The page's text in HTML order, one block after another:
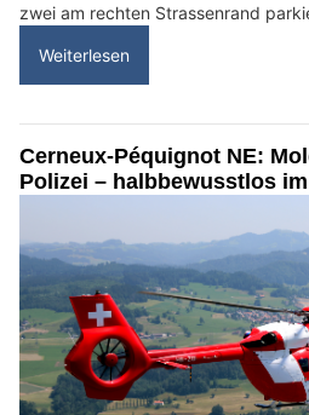
zwei am rechten Strassenrand
Weiterlesen
Cerneux-Péquignot NE:
Polizei – halbbewusstlos